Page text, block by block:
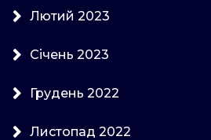
Лютий 2023
Січень 2023
Грудень 2022
Листопад 2022